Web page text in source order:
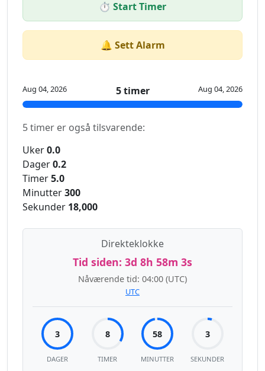
⏱️ Start Timer
🔔 Sett Alarm
Aug 04, 2026 5 timer Aug 04, 2026
5 timer er også tilsvarende:
Uker0.0
Dager0.2
Timer5.0
Minutter300
Sekunder 18,000
Direkteklokke
Tid siden: 3d 8h 58m 4s
Nåværende tid: 04:00 (UTC)
UTC
3
DAGER
8
TIMER
58
MINUTTER
4
SEKUNDER